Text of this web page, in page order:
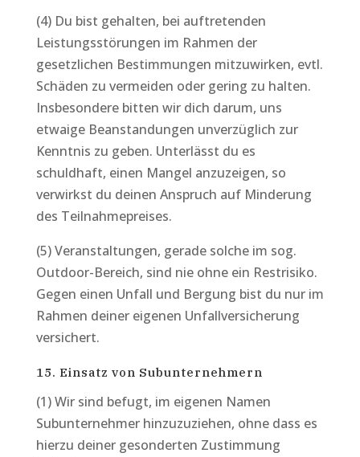
(4) Du bist gehalten, bei auftretenden
Leistungsstörungen im Rahmen der
gesetzlichen Bestimmungen mitzuwirken, evtl.
Schäden zu vermeiden oder gering zu halten.
Insbesondere bitten wir dich darum, uns
etwaige Beanstandungen unverzüglich zur
Kenntnis zu geben. Unterlässt du es
schuldhaft, einen Mangel anzuzeigen, so
verwirkst du deinen Anspruch auf Minderung
des Teilnahmepreises.
(5) Veranstaltungen, gerade solche im sog.
Outdoor-Bereich, sind nie ohne ein Restrisiko.
Gegen einen Unfall und Bergung bist du nur im
Rahmen deiner eigenen Unfallversicherung
versichert.
15. Einsatz von Subunternehmern
(1) Wir sind befugt, im eigenen Namen
Subunternehmer hinzuzuziehen, ohne dass es
hierzu deiner gesonderten Zustimmung